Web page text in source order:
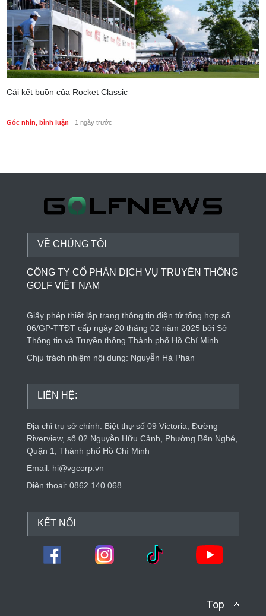
Cái kết buồn của Rocket Classic
Góc nhìn, bình luận 1 ngày trước
VỀ CHÚNG TÔI
CÔNG TY CỔ PHẦN DỊCH VỤ TRUYỀN THÔNG
GOLF VIỆT NAM
Giấy phép thiết lập trang thông tin điện tử tổng hợp số
06/GP-TTĐT cấp ngày 20 tháng 02 năm 2025 bởi Sở
Thông tin và Truyền thông Thành phố Hồ Chí Minh.
Chịu trách nhiệm nội dung: Nguyễn Hà Phan
LIÊN HỆ:
Địa chỉ trụ sở chính: Biệt thự số 09 Victoria, Đường
Riverview, số 02 Nguyễn Hữu Cảnh, Phường Bến Nghé,
Quận 1, Thành phố Hồ Chí Minh
Email: hi@vgcorp.vn
Điện thoại: 0862.140.068
KẾT NỐI
Top